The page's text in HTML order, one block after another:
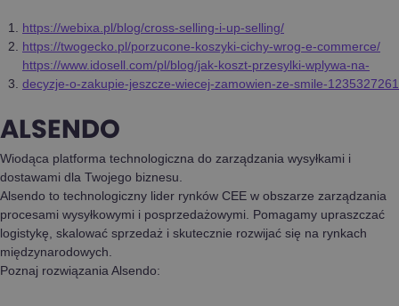
https://webixa.pl/blog/cross-selling-i-up-selling/
https://twogecko.pl/porzucone-koszyki-cichy-wrog-e-commerce/
https://www.idosell.com/pl/blog/jak-koszt-przesylki-wplywa-na-
decyzje-o-zakupie-jeszcze-wiecej-zamowien-ze-smile-1235327261
ALSENDO
Wiodąca platforma technologiczna do zarządzania wysyłkami i
dostawami dla Twojego biznesu.
Alsendo to technologiczny lider rynków CEE w obszarze zarządzania
procesami wysyłkowymi i posprzedażowymi. Pomagamy upraszczać
logistykę, skalować sprzedaż i skutecznie rozwijać się na rynkach
międzynarodowych.
Poznaj rozwiązania Alsendo: